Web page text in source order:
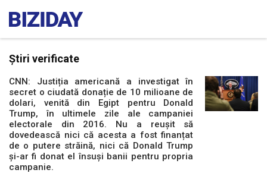
Știri verificate
CNN: Justiția americană a investigat în
secret o ciudată donație de 10 milioane de
dolari, venită din Egipt pentru Donald
Trump, în ultimele zile ale campaniei
electorale din 2016. Nu a reușit să
dovedească nici că acesta a fost finanțat
de o putere străină, nici că Donald Trump
și-ar fi donat el însuși banii pentru propria
campanie.